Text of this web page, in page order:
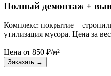
Полный демонтаж +
Комплекс: покрытие +
утилизация мусора. Цена за
Цена от 850 ₽/м²
Заказать →